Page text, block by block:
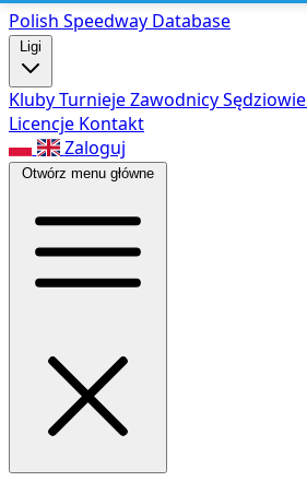
Polish Speedway Database
Ligi
KlubyTurniejeZawodnicySędziowie
Licencje Kontakt
Zaloguj
Otwórz menu główne